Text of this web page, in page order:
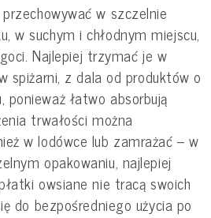
w szczelnie
w suchym i chłodnym miejscu,
Najlepiej trzymać je w
spiżarni, z dala od produktów o
łatwo absorbują
trwałości można
w lodówce lub zamrażać – w
opakowaniu, najlepiej
owsiane nie tracą swoich
do bezpośredniego użycia po